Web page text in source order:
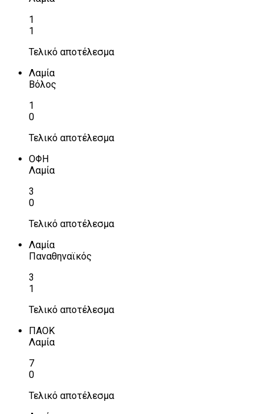
1
1
Τελικό αποτέλεσμα
Λαμία
Βόλος
1
0
Τελικό αποτέλεσμα
ΟΦΗ
Λαμία
3
0
Τελικό αποτέλεσμα
Λαμία
Παναθηναϊκός
3
1
Τελικό αποτέλεσμα
ΠΑΟΚ
Λαμία
7
0
Τελικό αποτέλεσμα